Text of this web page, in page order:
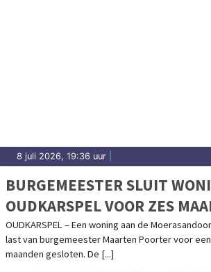
8 juli 2026, 19:36 uur
BURGEMEESTER SLUIT
OUDKARSPEL VOOR ZES
OUDKARSPEL – Een woning aan de
last van burgemeester Maarten Poorter voor
maanden gesloten. De [...]